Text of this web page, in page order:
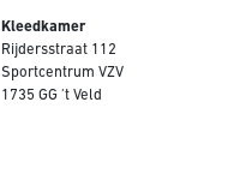
Kleedkamer
Rijdersstraat 112
Sportcentrum VZV
1735 GG 't Veld